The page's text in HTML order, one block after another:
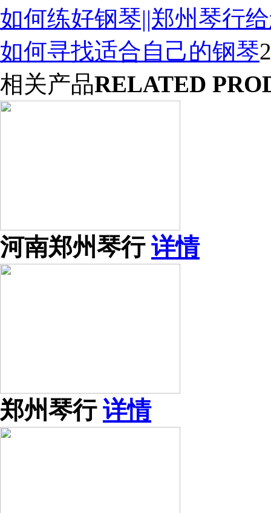
如何练好钢琴||郑州琴行
如何寻找适合自己的钢琴
相关产品RELATED
河南郑州琴行 详情
郑州琴行 详情